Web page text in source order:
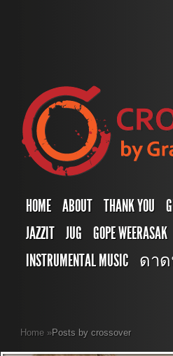
HOME ABOUT THANK YOU
JAZZIT JUG GOPE WEERASAK
INSTRUMENTAL MUSIC ดา
Home »Posts by crossover